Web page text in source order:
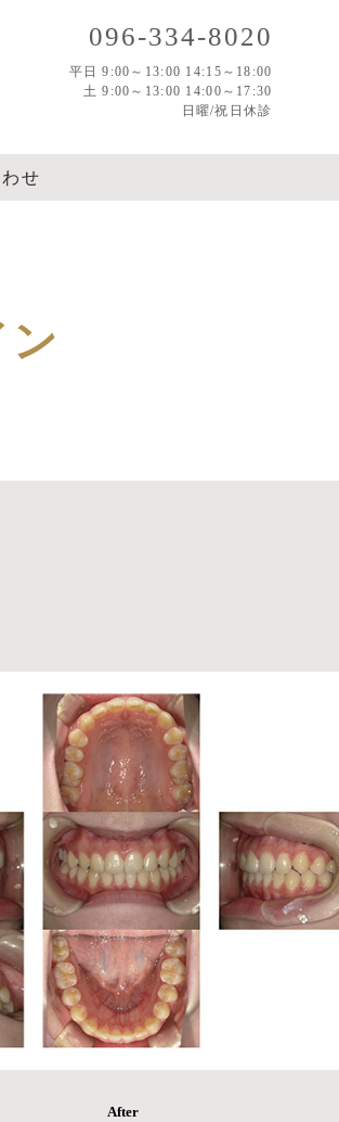
096-334-8020
平日 9:00～13:00 14:15～18:00
土 9:00～13:00 14:00～17:30
日曜/祝日休診
せ
ン
After